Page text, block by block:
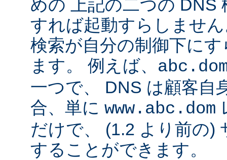
めの 上記の二つの DNS
すれば起動すらしませ
検索が自分の制御下に
ます。 例えば、
一つで、 DNS は顧客自
合、単に www.abc.dom
だけで、 (1.2 より前の)
することができます。